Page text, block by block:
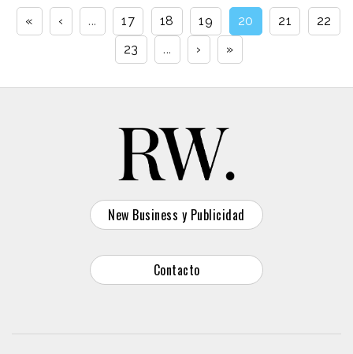
« ‹ ... 17 18 19 20 21
22
23
... › »
New Business y Publicidad
Contacto